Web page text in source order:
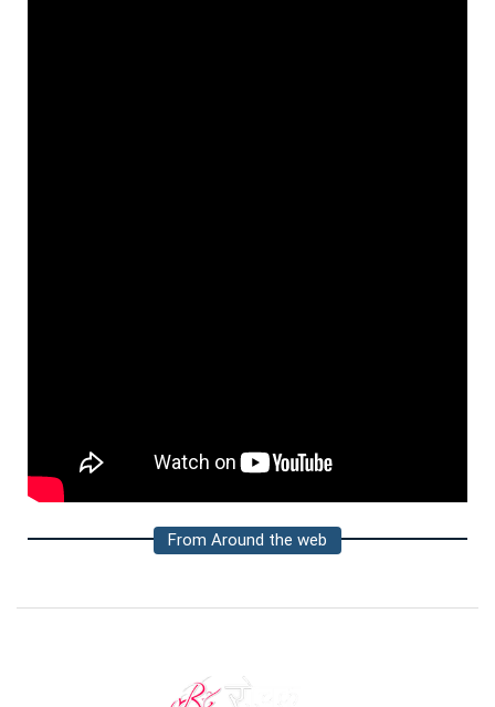
From Around the web